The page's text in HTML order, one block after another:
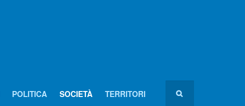
POLITICA SOCIETÀ TERRITORI